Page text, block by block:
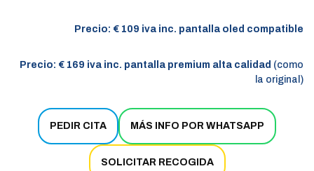
Precio: € 109 iva inc. pantalla oled compatible
Precio: € 169 iva inc. pantalla premium alta calidad (como
la original)
PEDIR CITA MÁS INFO POR WHATSAPP
SOLICITAR RECOGIDA